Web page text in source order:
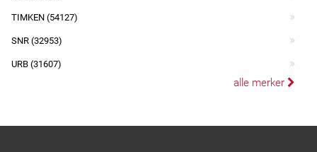
TIMKEN (54127)
SNR (32953)
URB (31607)
alle merker